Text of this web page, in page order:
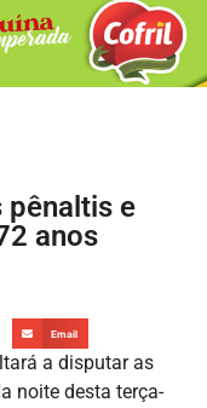
pênaltis e
anos
Email
a disputar as
noite desta terça-